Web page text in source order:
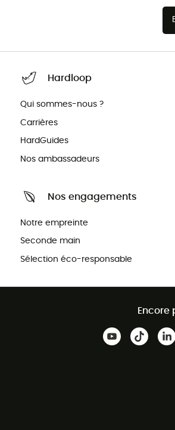
Hardloop
Qui sommes-nous ?
Carrières
HardGuides
Nos ambassadeurs
Nos engagements
Notre empreinte
Seconde main
Sélection éco-responsable
Encore